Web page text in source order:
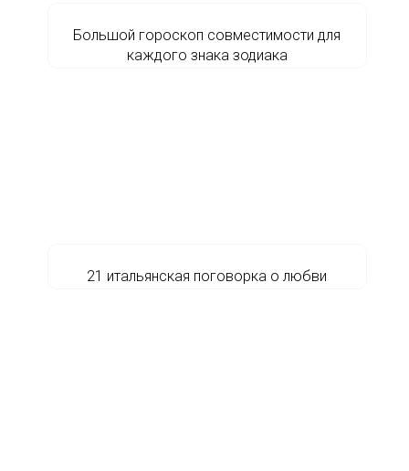
Большой гороскоп совместимости для
каждого знака зодиака
21 итальянская поговорка о любви